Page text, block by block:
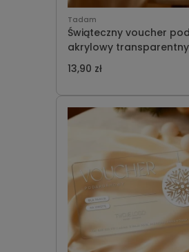
Tadam
Świąteczny voucher
akrylowy transparentny lub
13,90 zł